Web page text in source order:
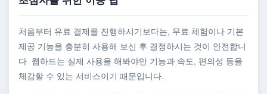
처음부터 유료 결제를 진행하시기보다는, 무료 체험이나 기본
제공 기능을 충분히 사용해 보신 후 결정하시는 것이 안전합니
다. 웹하드는 실제 사용을 해봐야만 기능과 속도, 편의성 등을
체감할 수 있는 서비스이기 때문입니다.